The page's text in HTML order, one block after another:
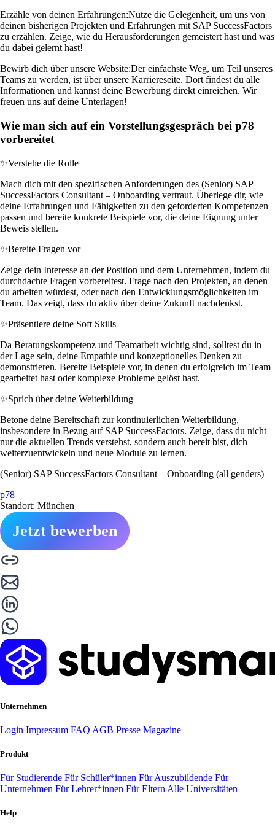
Erzähle von deinen Erfahrungen:Nutze die Gelegenheit, um uns von
deinen bisherigen Projekten und Erfahrungen mit SAP SuccessFactors
zu erzählen. Zeige, wie du Herausforderungen gemeistert hast und was
du dabei gelernt hast!
Bewirb dich über unsere Website:Der einfachste Weg, um Teil unseres
Teams zu werden, ist über unsere Karriereseite. Dort findest du alle
Informationen und kannst deine Bewerbung direkt einreichen. Wir
freuen uns auf deine Unterlagen!
Wie man sich auf ein Vorstellungsgespräch bei p78
vorbereitet
✨Verstehe die Rolle
Mach dich mit den spezifischen Anforderungen des (Senior) SAP
SuccessFactors Consultant – Onboarding vertraut. Überlege dir, wie
deine Erfahrungen und Fähigkeiten zu den geforderten Kompetenzen
passen und bereite konkrete Beispiele vor, die deine Eignung unter
Beweis stellen.
✨Bereite Fragen vor
Zeige dein Interesse an der Position und dem Unternehmen, indem du
durchdachte Fragen vorbereitest. Frage nach den Projekten, an denen
du arbeiten würdest, oder nach den Entwicklungsmöglichkeiten im
Team. Das zeigt, dass du aktiv über deine Zukunft nachdenkst.
✨Präsentiere deine Soft Skills
Da Beratungskompetenz und Teamarbeit wichtig sind, solltest du in
der Lage sein, deine Empathie und konzeptionelles Denken zu
demonstrieren. Bereite Beispiele vor, in denen du erfolgreich im Team
gearbeitet hast oder komplexe Probleme gelöst hast.
✨Sprich über deine Weiterbildung
Betone deine Bereitschaft zur kontinuierlichen Weiterbildung,
insbesondere in Bezug auf SAP SuccessFactors. Zeige, dass du nicht
nur die aktuellen Trends verstehst, sondern auch bereit bist, dich
weiterzuentwickeln und neue Module zu lernen.
(Senior) SAP SuccessFactors Consultant – Onboarding (all genders)
p78
Standort: München
Jetzt bewerben
Unternehmen
Login Impressum FAQ AGB Presse Magazine
Produkt
Für Studierende Für Schüler*innen Für Auszubildende Für
Unternehmen Für Lehrer*innen Für Eltern Alle Universitäten
Help